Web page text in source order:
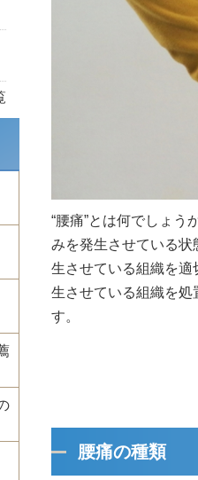
“腰痛”とは何でしょ
みを発生させている
生させている組織を
生させている組織を
す。
腰痛の種類